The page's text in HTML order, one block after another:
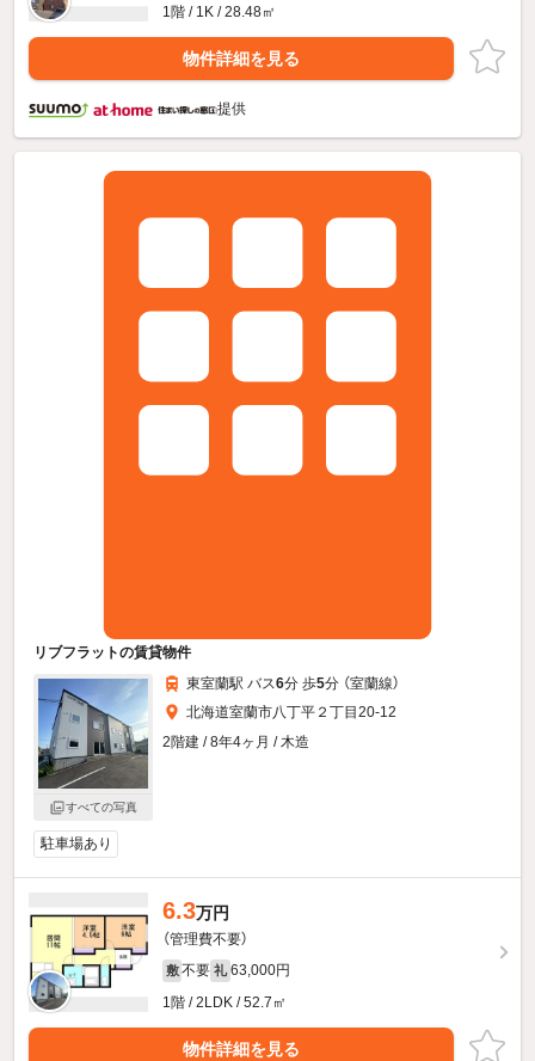
1階 / 1K / 28.48㎡
物件詳細を見る
提供
リブフラットの賃貸物件
すべての写真
東室蘭駅 バス6分 歩5分 （室蘭線）
北海道室蘭市八丁平２丁目20-12
2階建 / 8年4ヶ月 / 木造
駐車場あり
6.3万円
（管理費不要）
敷 不要 礼 63,000円
1階 / 2LDK / 52.7㎡
物件詳細を見る